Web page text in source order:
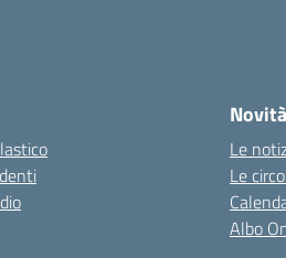
Novità
Le
Le
Albo